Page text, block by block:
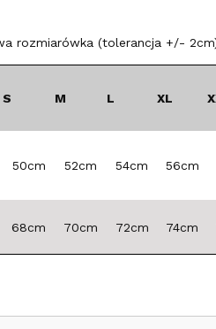
rozmiarówka (tolerancja +/-
S M L XL
50cm 52cm 54cm 56cm
68cm 70cm 72cm 74cm